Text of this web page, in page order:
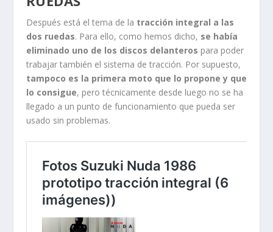
Después está el tema de la tracción integral a las
dos ruedas. Para ello, como hemos dicho, se había
eliminado uno de los discos delanteros para poder
trabajar también el sistema de tracción. Por supuesto,
tampoco es la primera moto que lo propone y que
lo consigue, pero técnicamente desde luego no se ha
llegado a un punto de funcionamiento que pueda ser
usado sin problemas.